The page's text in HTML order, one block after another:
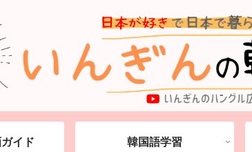
イド 韓国語学習